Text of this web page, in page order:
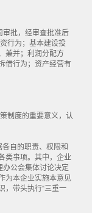
审批，经审查批准后
行为；基本建设投
兼并；利润分配方
借行为；资产经营有
制度的重要意义，认
自的职责、权限和
类事项。其中，企业
办公会集体讨论决定
为本企业实施本意见
，带头执行“三重一